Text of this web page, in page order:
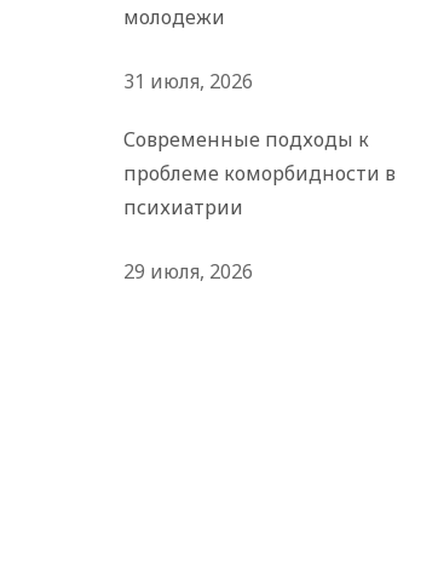
молодежи
31 июля, 2026
Современные подходы к
проблеме коморбидности в
психиатрии
29 июля, 2026